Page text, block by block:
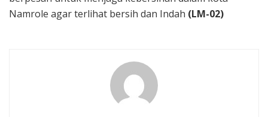
Namrole agar terlihat bersih dan Indah (LM-02)